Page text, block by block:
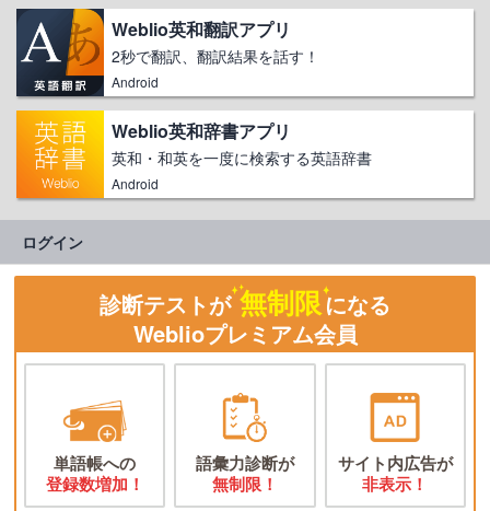
Weblio英和翻訳アプリ
2秒で翻訳、翻訳結果を話す！
Android
Weblio英和辞書アプリ
英和・和英を一度に検索する英語辞書
Android
ログイン
診断テストが 無制限になる
Weblioプレミアム会員
単語帳への
登録数増加！
語彙力診断が
無制限！
サイト内広告が
非表示！